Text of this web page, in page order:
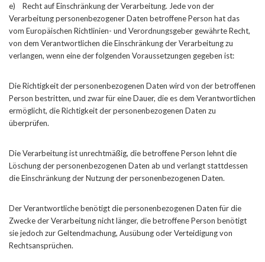
e) Recht auf Einschränkung der Verarbeitung. Jede von der
Verarbeitung personenbezogener Daten betroffene Person hat das
vom Europäischen Richtlinien- und Verordnungsgeber gewährte Recht,
von dem Verantwortlichen die Einschränkung der Verarbeitung zu
verlangen, wenn eine der folgenden Voraussetzungen gegeben ist:
Die Richtigkeit der personenbezogenen Daten wird von der betroffenen
Person bestritten, und zwar für eine Dauer, die es dem Verantwortlichen
ermöglicht, die Richtigkeit der personenbezogenen Daten zu
überprüfen.
Die Verarbeitung ist unrechtmäßig, die betroffene Person lehnt die
Löschung der personenbezogenen Daten ab und verlangt stattdessen
die Einschränkung der Nutzung der personenbezogenen Daten.
Der Verantwortliche benötigt die personenbezogenen Daten für die
Zwecke der Verarbeitung nicht länger, die betroffene Person benötigt
sie jedoch zur Geltendmachung, Ausübung oder Verteidigung von
Rechtsansprüchen.